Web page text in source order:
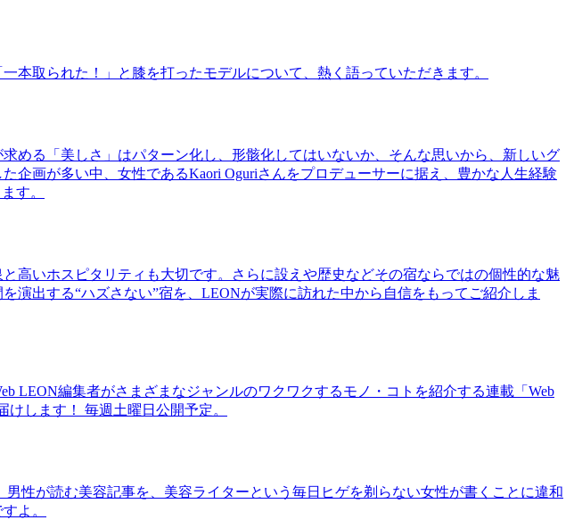
取られた！」と膝を打ったモデルについて、熱く語っていただきます。
める「美しさ」はパターン化し、形骸化してはいないか、そんな思いから、新しいグ
企画が多い中、女性であるKaori Oguriさんをプロデューサーに据え、豊かな人生経験
す。
いホスピタリティも大切です。さらに設えや歴史などその宿ならではの個性的な魅
出する“ハズさない”宿を、LEONが実際に訪れた中から自信をもってご紹介しま
LEON編集者がさまざまなジャンルのワクワクするモノ・コトを紹介する連載「Web
します！ 毎週土曜日公開予定。
性が読む美容記事を、美容ライターという毎日ヒゲを剃らない女性が書くことに違和
よ。